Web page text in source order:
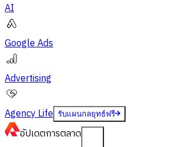
AI
Google Ads
Advertising
Agency Life รับแผนกลยุทธ์ฟรี
อัปเดตการตลาด